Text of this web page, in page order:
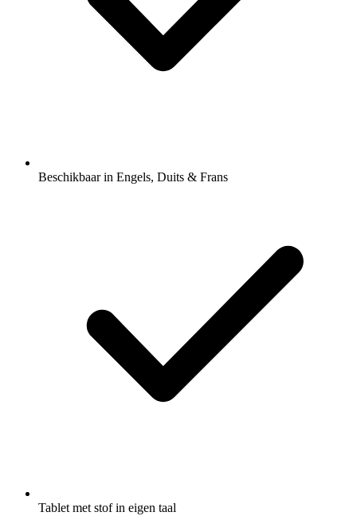
Beschikbaar in Engels, Duits & Frans
Tablet met stof in eigen taal